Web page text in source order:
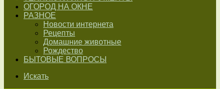
ОГОРОД НА ОКНЕ
РАЗНОЕ
Новости интернета
Рецепты
Домашние животные
Рождество
БЫТОВЫЕ ВОПРОСЫ
Искать